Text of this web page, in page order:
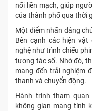
nối liền mạch, giúp
của thành phố qua thời
Một điểm nhấn đáng
Bên cạnh các hiện
nghệ như trình chiếu
tương tác số. Nhờ đó,
mang đến trải nghiệm
thanh và chuyển động.
Hành trình tham
không gian mang tính